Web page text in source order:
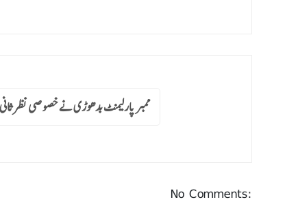
ممبر پارلیمنٹ بدھوڑی نے خصوصی نظر
No Comments: